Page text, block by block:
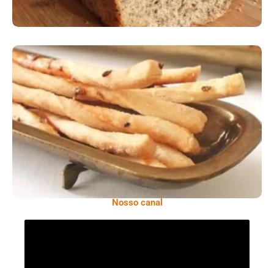
Comer Bem: Palitinhos De Cebola E Salsa
Nosso canal